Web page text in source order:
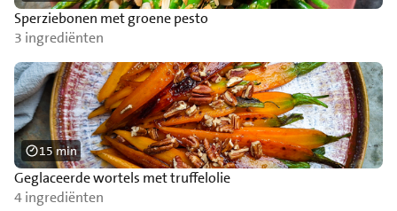
Sperziebonen met groene pesto
3 ingrediënten
Geglaceerde wortels met truffelolie
4 ingrediënten
15 min